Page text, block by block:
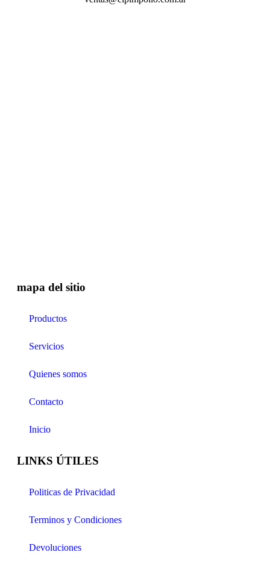
mapa del sitio
Productos
Servicios
Quienes somos
Contacto
Inicio
LINKS ÚTILES
Politicas de Privacidad
Terminos y Condiciones
Devoluciones